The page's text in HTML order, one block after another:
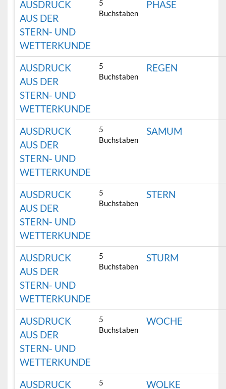
AUSDRUCK
AUS DER
STERN- UND
WETTERKUNDE
5
Buchstaben
PHASE
AUSDRUCK
AUS DER
STERN- UND
WETTERKUNDE
5
Buchstaben
REGEN
AUSDRUCK
AUS DER
STERN- UND
WETTERKUNDE
5
Buchstaben
SAMUM
AUSDRUCK
AUS DER
STERN- UND
WETTERKUNDE
5
Buchstaben
STERN
AUSDRUCK
AUS DER
STERN- UND
WETTERKUNDE
5
Buchstaben
STURM
AUSDRUCK
AUS DER
STERN- UND
WETTERKUNDE
5
Buchstaben
WOCHE
AUSDRUCK
5
WOLKE